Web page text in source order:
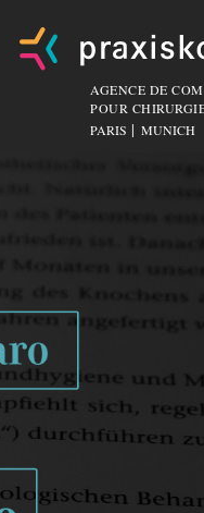
AGENCE DE
POUR
PARIS
MUNICH